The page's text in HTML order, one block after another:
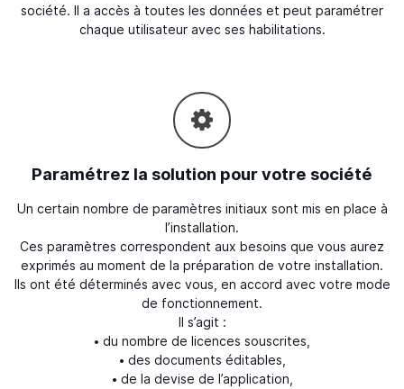
société. Il a accès à toutes les données et peut paramétrer
chaque utilisateur avec ses habilitations.
Paramétrez la solution pour votre société
Un certain nombre de paramètres initiaux sont mis en place à
l’installation.
Ces paramètres correspondent aux besoins que vous aurez
exprimés au moment de la préparation de votre installation.
Ils ont été déterminés avec vous, en accord avec votre mode
de fonctionnement.
Il s’agit :
• du nombre de licences souscrites,
• des documents éditables,
• de la devise de l’application,